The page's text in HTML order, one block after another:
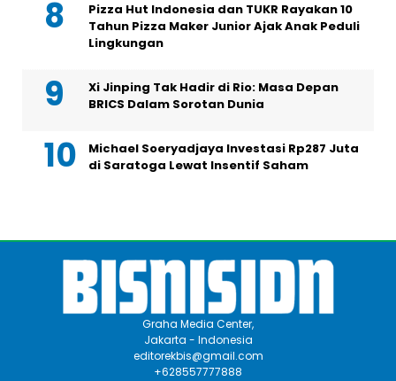
Pizza Hut Indonesia dan TUKR Rayakan 10
Tahun Pizza Maker Junior Ajak Anak Peduli
Lingkungan
Xi Jinping Tak Hadir di Rio: Masa Depan
BRICS Dalam Sorotan Dunia
Michael Soeryadjaya Investasi Rp287 Juta
di Saratoga Lewat Insentif Saham
Graha Media Center,
Jakarta - Indonesia
editorekbis@gmail.com
+628557777888